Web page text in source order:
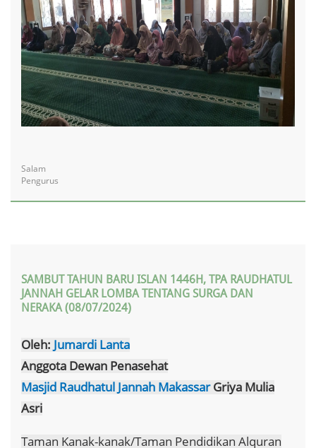
Salam
Pengurus
SAMBUT TAHUN BARU ISLAN 1446H, TPA RAUDHATUL
JANNAH GELAR LOMBA TENTANG SURGA DAN
NERAKA (08/07/2024)
Oleh: Jumardi Lanta
Anggota Dewan Penasehat
Masjid Raudhatul Jannah MakassarGriya Mulia
Asri
Taman Kanak-kanak/Taman Pendidikan Alquran